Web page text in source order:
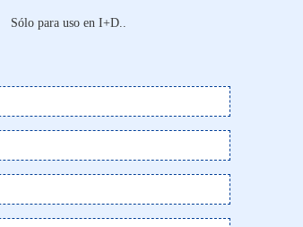
Sólo para uso en I+D..